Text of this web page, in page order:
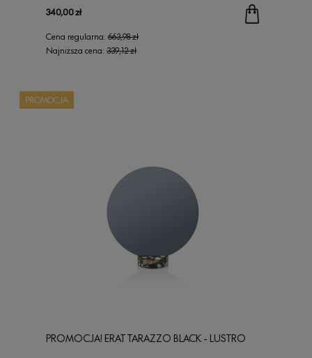
340,00 zł
Cena regularna: 663,98 zł
Najniższa cena: 339,12 zł
PROMOCJA! ERAT TARAZZO BLACK - LUSTRO
PROMOCJA